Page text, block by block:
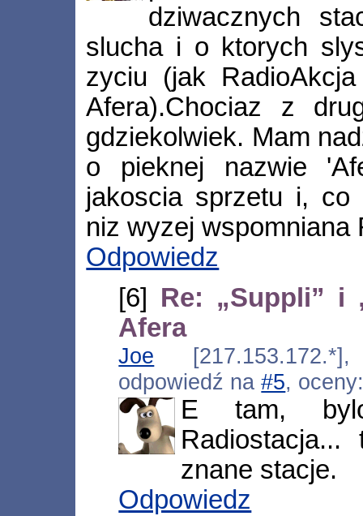
dziwacznych
slucha i o ktorych
zyciu (jak
Afera).Chociaz z
gdziekolwiek. Mam
o pieknej nazwie
jakoscia sprzetu i,
niz wyzej wspomniana
Odpowiedz
[6] Re: „Suppli” i
Afera
Joe
odpowiedź na#5,
E tam,
znane stacje.
Odpowiedz